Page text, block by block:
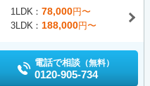
1LDK 78,000円〜
3LDK 188,000円〜
電話で相談 （無料）
0120-905-734